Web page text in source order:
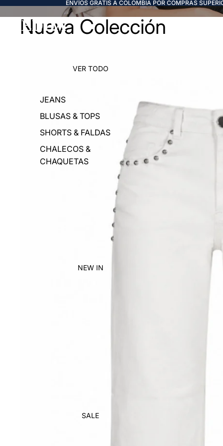
ENVÍOS GRATIS A COLOMBIA POR COMPRAS
FREDDA
VER TODO
JEANS
BLUSAS & TOPS
SHORTS & FALDAS
CHALECOS &
CHAQUETAS
NEW IN
SALE
Nueva Colección